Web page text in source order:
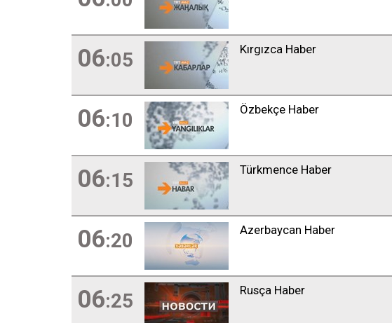
06:05 Kırgızca Haber
06:10 Özbekçe Haber
06:15 Türkmence Haber
06:20 Azerbaycan Haber
06:25 Rusça Haber